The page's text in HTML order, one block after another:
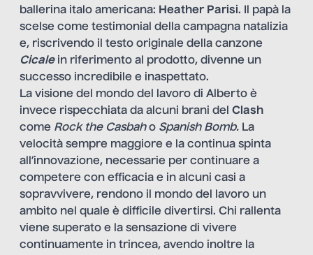
ballerina italo americana: Heather Parisi. Il papà la
scelse come testimonial della campagna natalizia
e, riscrivendo il testo originale della canzone
Cicalein riferimento al prodotto, divenne un
successo incredibile e inaspettato.
La visione del mondo del lavoro di Alberto è
invece rispecchiata da alcuni brani del Clash
come Rock the Casbaho Spanish Bomb. La
velocità sempre maggiore e la continua spinta
all’innovazione, necessarie per continuare a
competere con efficacia e in alcuni casi a
sopravvivere, rendono il mondo del lavoro un
ambito nel quale è difficile divertirsi. Chi rallenta
viene superato e la sensazione di vivere
continuamente in trincea, avendo inoltre la